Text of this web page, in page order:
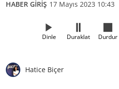
HABER GİRİŞ 17 Mayıs 2023 10:43
Dinle Duraklat Durdur
Hatice Biçer